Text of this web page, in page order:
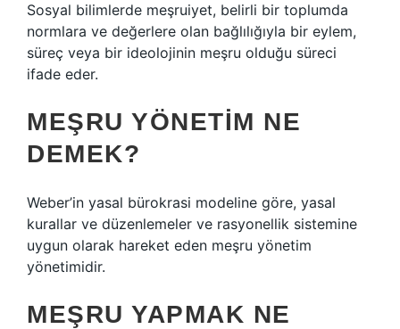
Sosyal bilimlerde meşruiyet, belirli bir toplumda
normlara ve değerlere olan bağlılığıyla bir eylem,
süreç veya bir ideolojinin meşru olduğu süreci
ifade eder.
MEŞRU YÖNETIM NE
DEMEK?
Weber’in yasal bürokrasi modeline göre, yasal
kurallar ve düzenlemeler ve rasyonellik sistemine
uygun olarak hareket eden meşru yönetim
yönetimidir.
MEŞRU YAPMAK NE